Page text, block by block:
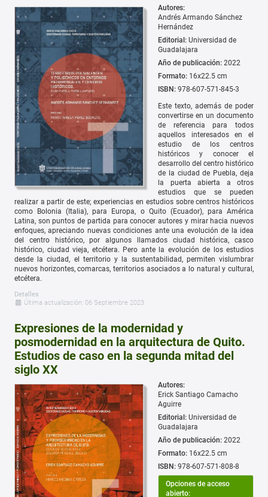
Autores:
Andrés Armando Sánchez
Hernández
Editorial: Universidad de
Guadalajara
Año de publicación: 2022
Formato: 16x22.5 cm
ISBN: 978-607-571-845-3
Este texto, además de poder
convertirse en un documento
de referencia para todos
aquellos interesados en el
estudio de los centros
históricos y conocer el
desarrollo del centro histórico
de la ciudad de Puebla, deja
la puerta abierta a otros
estudios que se pueden
realizar a partir de este; experiencias en estudios sobre centros históricos
como Bolonia (Italia), para Europa, o Quito (Ecuador), para América
Latina, son puntos de partida para conocer autores y mirar hacia nuevos
enfoques, apreciando nuevas condiciones ante una evolución de la idea
del centro histórico, por algunos llamados ciudad histórica, casco
histórico, ciudad vieja, etcétera. Pero ante la evolución de los estudios
desde la ciudad, el territorio y la sustentabilidad, permiten vislumbrar
nuevos horizontes, comarcas, territorios asociados a lo natural y cultural,
etcétera.
Detalles
Última actualización: 06 Septiembre 2023
Expresiones de la modernidad y
posmodernidad en la arquitectura de Quito.
Estudios de caso en la segunda mitad del
siglo XX
Autores:
Erick Santiago Camacho
Aguirre
Editorial: Universidad de
Guadalajara
Año de publicación: 2022
Formato: 16x22.5 cm
ISBN: 978-607-571-808-8
Opciones de acceso
abierto: